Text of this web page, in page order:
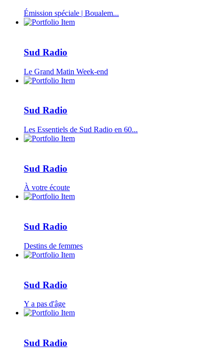
Émission spéciale | Boualem...
Sud Radio
Le Grand Matin Week-end
Sud Radio
Les Essentiels de Sud Radio en 60...
Sud Radio
À votre écoute
Sud Radio
Destins de femmes
Sud Radio
Y a pas d'âge
Sud Radio